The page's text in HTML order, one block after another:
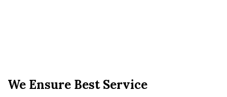
We Ensure Best Service